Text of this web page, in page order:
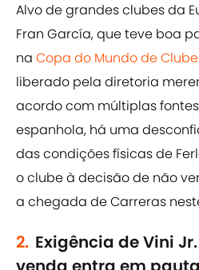
Alvo de grandes clubes da
Fran García, que teve boa
na Copa do Mundo de
liberado pela diretoria
acordo com múltiplas
espanhola, há uma
das condições físicas de
o clube à decisão de não
a chegada de Carreras
2. Exigência de Vini